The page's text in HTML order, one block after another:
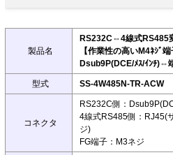
製品名
RS232C⇔4線式RS485
【作業性の高いM4ﾈｼﾞ端
Dsub9P(DCE/ﾒｽ/ｲﾝﾁ)⇔
型式 SS-4W485N-TR-ACW
コネクタ
RS232C側：
4線式RS485側：RJ45(
ジ)
FG端子：M3ネジ